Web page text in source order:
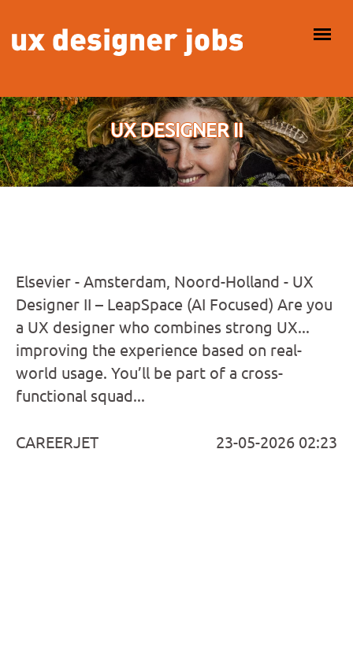
HOOFDMENU
UX DESIGNER II
Elsevier - Amsterdam, Noord-Holland - UX
Designer II – LeapSpace (AI Focused) Are you
a UX designer who combines strong UX...
improving the experience based on real-
world usage. You’ll be part of a cross-
functional squad...
CAREERJET 23-05-2026 02:23